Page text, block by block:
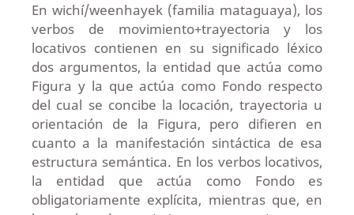
En wichí/weenhayek (familia mataguaya), los
verbos de movimiento+trayectoria y los
locativos contienen en su significado léxico
dos argumentos, la entidad que actúa como
Figura y la que actúa como Fondo respecto
del cual se concibe la locación, trayectoria u
orientación de la Figura, pero difieren en
cuanto a la manifestación sintáctica de esa
estructura semántica. En los verbos locativos,
la entidad que actúa como Fondo es
obligatoriamente explícita, mientras que, en